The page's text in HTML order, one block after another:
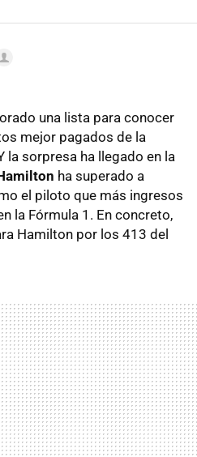
una lista para conocer
mejor pagados de la
la sorpresa ha llegado en la
ha superado a
el piloto que más ingresos
la Fórmula 1. En concreto,
Hamilton por los 413 del